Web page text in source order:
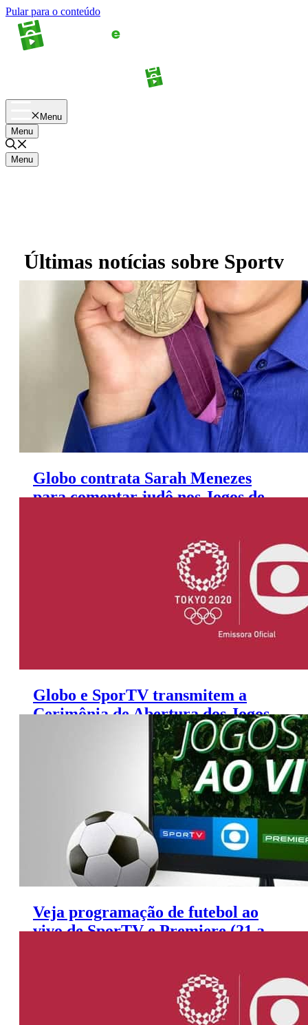
Pular para o conteúdo
Menu
Menu
Menu
Últimas notícias sobre Sportv
Globo contrata Sarah Menezes
para comentar judô nos Jogos de
Globo e SporTV transmitem a
Cerimônia de Abertura dos Jogos
Olímpicos de Tóquio
Veja programação de futebol ao
vivo de SporTV e Premiere (21 a